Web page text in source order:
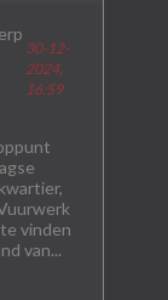
30-12-
2024,
16:59
vinden
van...